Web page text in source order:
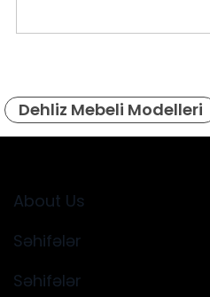
Dehliz Mebeli Modelleri
About Us
Səhifələr
Səhifələr